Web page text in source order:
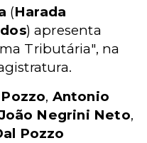
(Harada
) apresenta
Tributária", na
, Antonio
Negrini Neto,
Pozzo